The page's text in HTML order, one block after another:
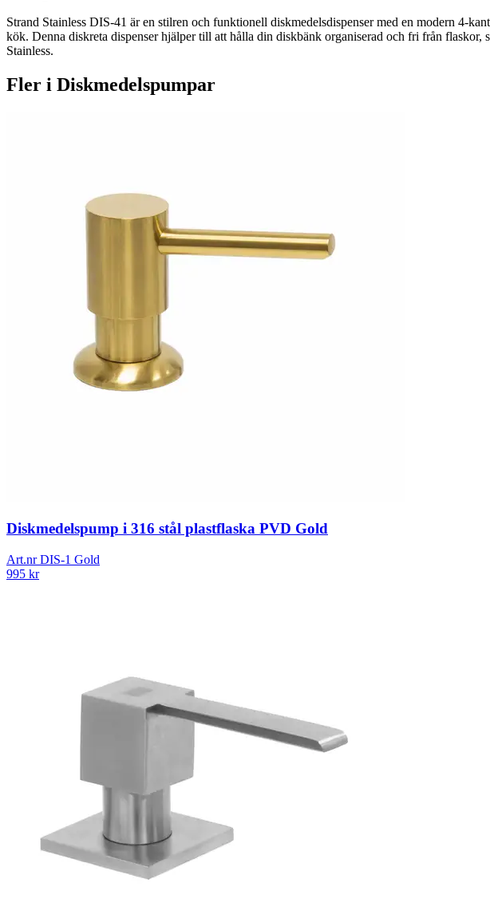
Strand Stainless DIS-41 är en stilren och funktionell diskmedelsdispenser med en modern 4-
kök. Denna diskreta dispenser hjälper till att hålla din diskbänk organiserad och fri från
Stainless.
Fler i Diskmedelspumpar
Diskmedelspump i 316 stål plastflaska PVD Gold
Art.nrDIS-1 Gold
995 kr